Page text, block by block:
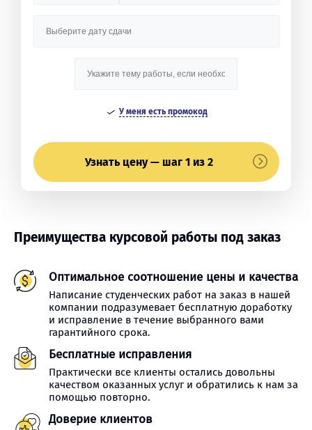
У меня есть промокод
Узнать цену — шаг 1 из 2
Преимущества курсовой работы под заказ
Оптимальное соотношение цены и качества
Написание студенческих работ на заказ в нашей
компании подразумевает бесплатную доработку
и исправление в течение выбранного вами
гарантийного срока.
Бесплатные исправления
Практически все клиенты остались довольны
качеством оказанных услуг и обратились к нам за
помощью повторно.
Доверие клиентов